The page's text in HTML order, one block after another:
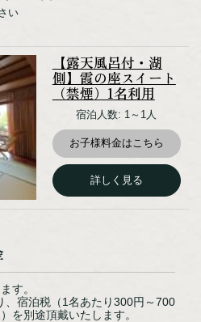
スイート（イメージ）
い
【露天風呂付・湖
側】霞の座スイート
（禁煙）1名利用
宿泊人数: 1～1人
お子様料金はこちら
詳しく見る
す。
宿泊税（1名あたり300円～700
を別途頂戴いたします。